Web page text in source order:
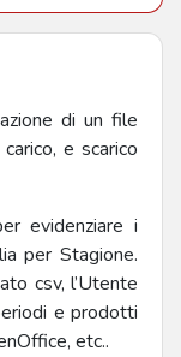
di un file
e scarico
evidenziare i
per Stagione.
csv, l’Utente
e prodotti
etc..